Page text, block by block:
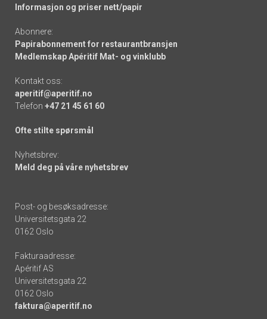
Informasjon og priser nett/papir
Abonnere:
Papirabonnement for restaurantbransjen
Medlemskap Apéritif Mat- og vinklubb
Kontakt oss:
aperitif@aperitif.no
Telefon +47 21 45 61 60
Ofte stilte spørsmål
Nyhetsbrev:
Meld deg på våre nyhetsbrev
Post- og besøksadresse:
Universitetsgata 22
0162 Oslo
Fakturaadresse:
Apéritif AS
Universitetsgata 22
0162 Oslo
faktura@aperitif.no